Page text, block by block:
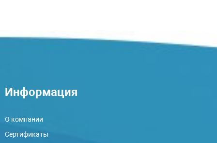
Информация
О компании
Сертификаты